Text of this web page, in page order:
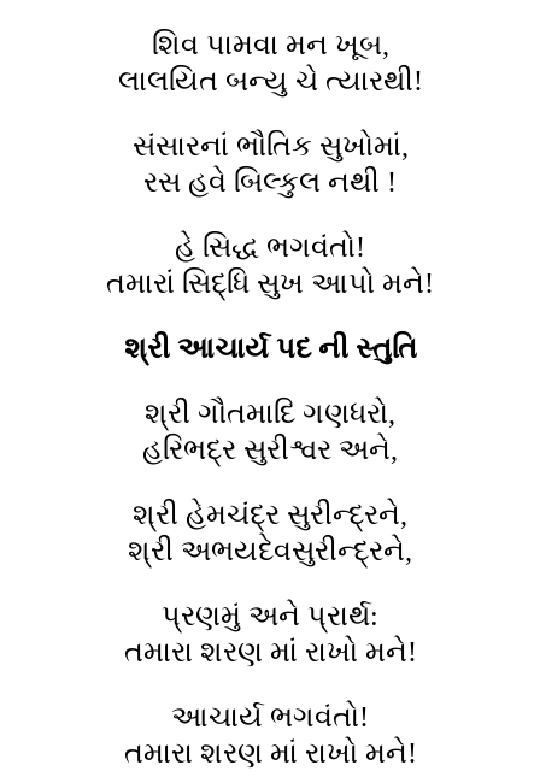
શિવ પામવા મન ખૂબ,
લાલયિત બન્યુ ચે ત્યારથી!
સંસારનાં ભૌતિક સુખોમાં,
રસ હવે બિલ્કુલ નથી !
હે સિદ્ધ ભગવંતો!
તમારાં સિદ્ધિ સુખ આપો મને!
શ્રી આચાર્ય પદ ની સ્તુતિ
શ્રી ગૌતમાદિ ગણધરો,
હરિભદ્ર સુરીશ્વર અને,
શ્રી હેમચંદ્ર સુરીન્દ્રને,
શ્રી અભયદેવસુરીન્દ્રને,
પ્રણમું અને પ્રાર્થ:
તમારા શરણ માં રાખો મને!
આચાર્ય ભગવંતો!
તમારા શરણ માં રાખો મને!